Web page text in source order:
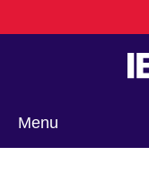
to
Menu